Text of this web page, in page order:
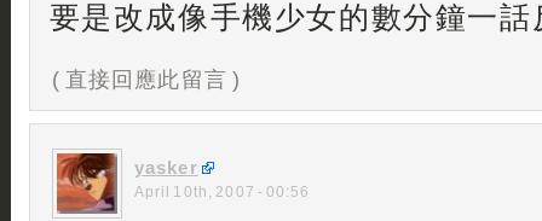
要是改成像手機少女的數分鐘一話
( 直接回應此留言 )
yasker
April 10th, 2007 - 00:56